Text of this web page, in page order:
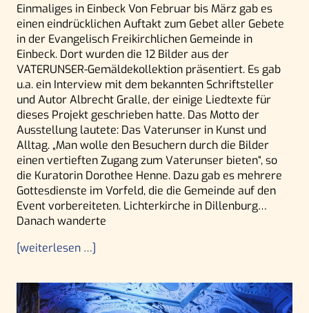
Einmaliges in Einbeck Von Februar bis März gab es
einen eindrücklichen Auftakt zum Gebet aller Gebete
in der Evangelisch Freikirchlichen Gemeinde in
Einbeck. Dort wurden die 12 Bilder aus der
VATERUNSER-Gemäldekollektion präsentiert. Es gab
u.a. ein Interview mit dem bekannten Schriftsteller
und Autor Albrecht Gralle, der einige Liedtexte für
dieses Projekt geschrieben hatte. Das Motto der
Ausstellung lautete: Das Vaterunser in Kunst und
Alltag. „Man wolle den Besuchern durch die Bilder
einen vertieften Zugang zum Vaterunser bieten“, so
die Kuratorin Dorothee Henne. Dazu gab es mehrere
Gottesdienste im Vorfeld, die die Gemeinde auf den
Event vorbereiteten. Lichterkirche in Dillenburg…
Danach wanderte
[weiterlesen …]